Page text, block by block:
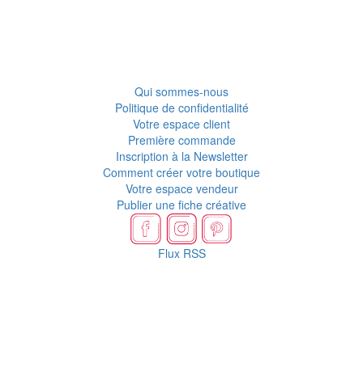
Qui sommes-nous
Politique de confidentialité
Votre espace client
Première commande
Inscription à la Newsletter
Comment créer votre boutique
Votre espace vendeur
Publier une fiche créative
Flux RSS